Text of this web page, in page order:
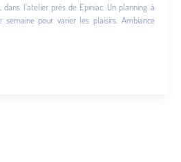
l’atelier près de Epiniac. Un planning à
pour varier les plaisirs. Ambiance